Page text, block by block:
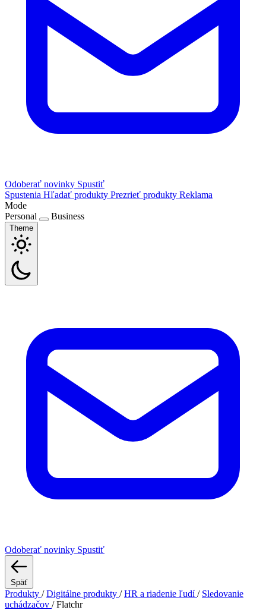
Odoberať novinky Spustiť
Spustenia Hľadať produkty Prezrieť produkty Reklama
Mode
Personal
Business
Theme
Odoberať novinky Spustiť
Späť
Produkty / Digitálne produkty / HR a riadenie ľudí/ Sledovanie
uchádzačov / Flatchr